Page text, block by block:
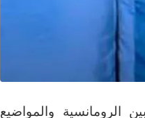
والمواضيع